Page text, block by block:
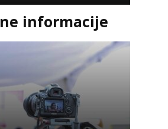
informacije